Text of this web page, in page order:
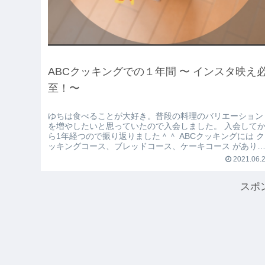
ABCクッキングでの１年間 〜 インスタ映え
至！〜
ゆちは食べることが大好き。普段の料理のバリエーション
を増やしたいと思っていたので入会しました。 入会してか
ら1年経つので振り返りました＾＾ ABCクッキングには ク
ッキングコース、ブレッドコース、ケーキコース がありま
スポ